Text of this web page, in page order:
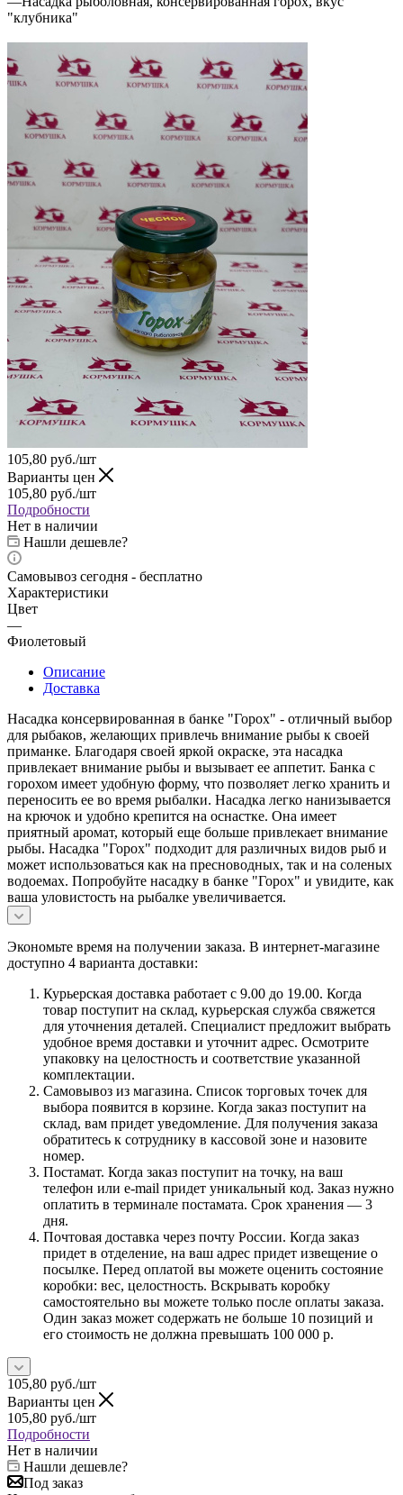
"клубника"
105,80 руб./шт
Варианты цен
105,80 руб./шт
Подробности
Нет в наличии
Нашли дешевле?
Самовывоз сегодня - бесплатно
Характеристики
Цвет
—
Фиолетовый
Описание
Доставка
Насадка консервированная в банке "Горох" - отличный выбор
для рыбаков, желающих привлечь внимание рыбы к своей
приманке. Благодаря своей яркой окраске, эта насадка
привлекает внимание рыбы и вызывает ее аппетит. Банка с
горохом имеет удобную форму, что позволяет легко хранить и
переносить ее во время рыбалки. Насадка легко нанизывается
на крючок и удобно крепится на оснастке. Она имеет
приятный аромат, который еще больше привлекает внимание
рыбы. Насадка "Горох" подходит для различных видов рыб и
может использоваться как на пресноводных, так и на соленых
водоемах. Попробуйте насадку в банке "Горох" и увидите, как
ваша уловистость на рыбалке увеличивается.
Экономьте время на получении заказа. В интернет-магазине
доступно 4 варианта доставки:
Курьерская доставка работает с 9.00 до 19.00. Когда
товар поступит на склад, курьерская служба свяжется
для уточнения деталей. Специалист предложит выбрать
удобное время доставки и уточнит адрес. Осмотрите
упаковку на целостность и соответствие указанной
комплектации.
Самовывоз из магазина. Список торговых точек для
выбора появится в корзине. Когда заказ поступит на
склад, вам придет уведомление. Для получения заказа
обратитесь к сотруднику в кассовой зоне и назовите
номер.
Постамат. Когда заказ поступит на точку, на ваш
телефон или e-mail придет уникальный код. Заказ нужно
оплатить в терминале постамата. Срок хранения — 3
дня.
Почтовая доставка через почту России. Когда заказ
придет в отделение, на ваш адрес придет извещение о
посылке. Перед оплатой вы можете оценить состояние
коробки: вес, целостность. Вскрывать коробку
самостоятельно вы можете только после оплаты заказа.
Один заказ может содержать не больше 10 позиций и
его стоимость не должна превышать 100 000 р.
105,80 руб./шт
Варианты цен
105,80 руб./шт
Подробности
Нет в наличии
Нашли дешевле?
Под заказ